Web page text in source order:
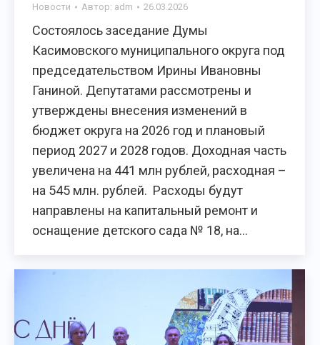
Новости Автор: adm 26.03.2026
Состоялось заседание Думы
Касимовского муниципального округа под
председательством Ирины Ивановны
Ганиной. Депутатами рассмотрены и
утверждены внесения изменений в
бюджет округа на 2026 год и плановый
период 2027 и 2028 годов. Доходная часть
увеличена на 441 млн рублей, расходная –
на 545 млн. рублей. Расходы будут
направлены на капитальный ремонт и
оснащение детского сада № 18, на…